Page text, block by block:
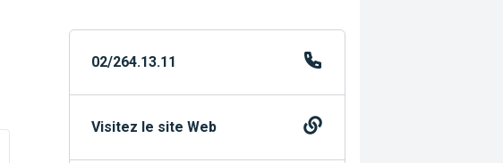
02/264.13.11
Visitez le site Web